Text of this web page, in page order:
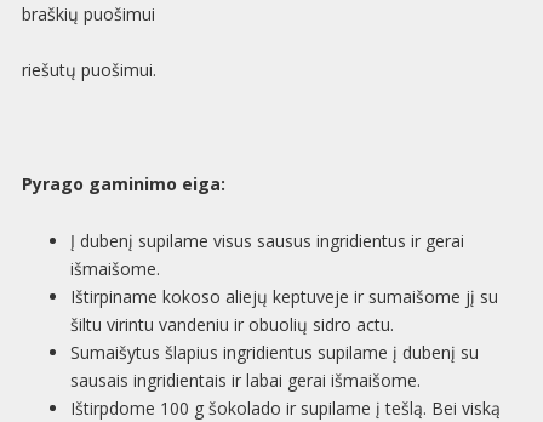
braškių puošimui
riešutų puošimui.
Pyrago gaminimo eiga:
Į dubenį supilame visus sausus ingridientus ir gerai
išmaišome.
Ištirpiname kokoso aliejų keptuveje ir sumaišome jį su
šiltu virintu vandeniu ir obuolių sidro actu.
Sumaišytus šlapius ingridientus supilame į dubenį su
sausais ingridientais ir labai gerai išmaišome.
Ištirpdome 100 g šokolado ir supilame į tešlą. Bei viską